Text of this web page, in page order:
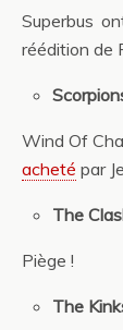
Superbus
réédition de
Wind Of
acheté par
The
Piège !
The